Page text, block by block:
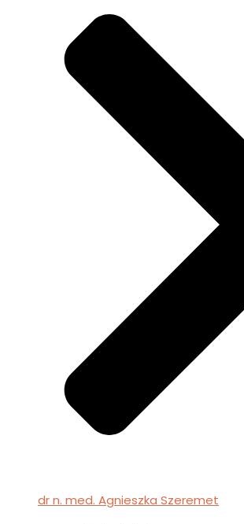
dr n. med. Agnieszka Szeremet